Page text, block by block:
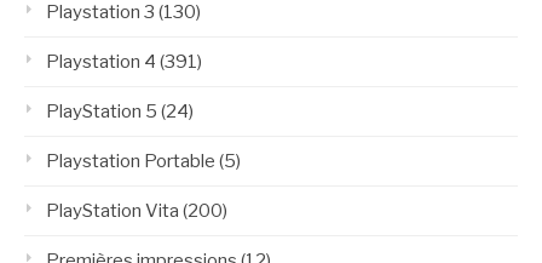
Playstation 3 (130)
Playstation 4 (391)
PlayStation 5 (24)
Playstation Portable (5)
PlayStation Vita (200)